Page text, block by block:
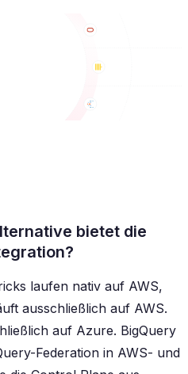
bietet die
laufen nativ auf AWS,
ausschließlich auf AWS.
auf Azure. BigQuery
Federation in AWS- und